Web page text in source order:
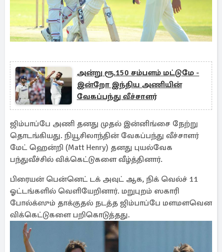
அன்று ரூ.150 சம்பளம் மட்டுமே -
இன்றோ இந்திய அணியின்
வேகப்பந்து வீச்சாளர்
ஜிம்பாப்பே அணி தனது முதல் இன்னிங்சை நேற்று
தொடங்கியது. நியூசிலாந்தின் வேகப்பந்து வீச்சாளர்
மேட் ஹென்றி (Matt Henry) தனது புயல்வேக
பந்துவீச்சில் விக்கெட்டுகளை வீழ்த்தினார்.
பிரையன் பென்னெட் டக் அவுட் ஆக, நிக் வெல்ச் 11
ஓட்டங்களில் வெளியேறினார். மறுபுறம் ஸகாரி
போல்க்ஸும் தாக்குதல் நடத்த ஜிம்பாப்பே மளமளவென
விக்கெட்டுகளை பறிகொடுத்தது.